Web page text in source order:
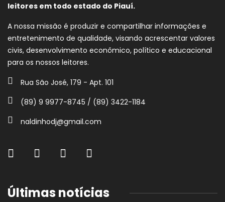
leitores em todo estado do Piauí.
A nossa missão é produzir e compartilhar informações e
entretenimento de qualidade, visando acrescentar valores
civis, desenvolvimento econômico, político e educacional
para os nossos leitores.
Rua São José, 179 - Apt. 101
(89) 9 9977-8745 / (89) 3422-1184
naldinhodj@gmail.com
Últimas notícias